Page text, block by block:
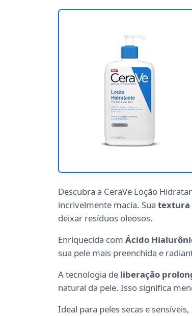
Descubra a CeraVe Loção
incrivelmente macia. Sua textura
deixar resíduos oleosos.
Enriquecida com Ácido
sua pele mais preenchida e
A tecnologia de liberação
natural da pele. Isso significa
Ideal para peles secas e